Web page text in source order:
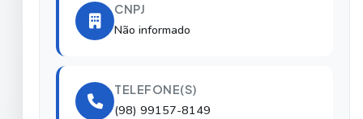
CNPJ
Não informado
TELEFONE(S)
(98) 99157-8149